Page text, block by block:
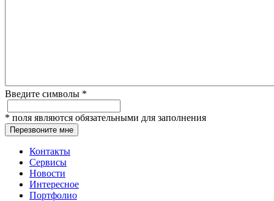
Введите символы *
* поля являются обязательными для заполнения
Перезвоните мне
Контакты
Сервисы
Новости
Интересное
Портфолио